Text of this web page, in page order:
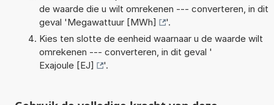
de waarde die u wilt omrekenen --- converteren, in dit
geval 'Megawattuur [MWh]
'.
Kies ten slotte de eenheid waarnaar u de waarde wilt
omrekenen --- converteren, in dit geval '
Exajoule [EJ]
'.